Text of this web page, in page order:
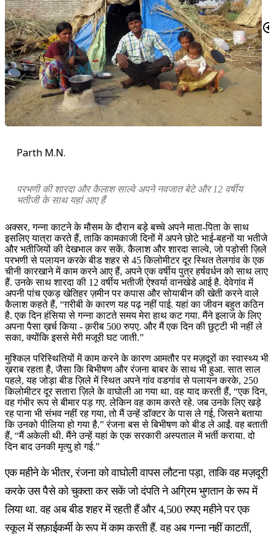
Parth M.N.
परभणी की शारदा और कैलाश साल्वे अपने नवजात बेटे और 12 वर्षीय
भतीजी के साथ यहां आए हैं
अक्सर, गन्ना काटने के मौसम के दौरान बड़े बच्चे अपने माता-पिता के साथ
इसलिए यात्रा करते हैं, ताकि कामकाजी दिनों में अपने छोटे भाई-बहनों या भतीजे
और भतीजियों की देखभाल कर सकें. कैलाश और शारदा साल्वे, जो पड़ोसी ज़िले
परभणी से पलायन करके बीड शहर से 45 किलोमीटर दूर स्थित तेलगांव के एक
चीनी कारखाने में काम करने आए हैं, अपने एक वर्षीय पुत्र हर्षवर्धन को साथ लाए
हैं. उनके साथ शारदा की 12 वर्षीय भतीजी ऐश्वर्या वानखेडे आई है. देवेगांव में
अपनी पांच एकड़ खेतिहर ज़मीन पर कपास और सोयाबीन की खेती करने वाले
कैलाश कहते हैं, “ग़रीबी के कारण यह पढ़ नहीं पाई. यहां का जीवन बहुत कठिन
है. एक दिन हंसिया से गन्ना काटते समय मेरा हाथ कट गया. मैंने इलाज के लिए
अपना पैसा ख़र्च किया - क़रीब 500 रुपए. और मैं एक दिन की छुट्टी भी नहीं ले
सका, क्योंकि इससे मेरी मजूरी घट जाती.”
मुश्किल परिस्थितियों में काम करने के कारण आमतौर पर मज़दूरों का स्वास्थ्य भी
ख़राब रहता है, जैसा कि बिभीषण और रंजना बाबर के साथ भी हुआ. सात साल
पहले, यह जोड़ा बीड ज़िले में स्थित अपने गांव वडगांव से पलायन करके, 250
किलोमीटर दूर सतारा ज़िले के वाघोली आ गया था. वह याद करती हैं, “एक दिन,
वह गंभीर रूप से बीमार पड़ गए. लेकिन वह काम करते रहे. जब उनके लिए खड़े
रह पाना भी संभव नहीं रह गया, तो मैं उन्हें डॉक्टर के पास ले गई, जिसने बताया
कि उनको पीलिया हो गया है.” रंजना बस से बिभीषण को बीड ले आईं. वह बताती
हैं, “मैं अकेली थी. मैंने उन्हें यहां के एक सरकारी अस्पताल में भर्ती कराया. दो
दिन बाद उनकी मृत्यु हो गई.”
एक महीने के भीतर, रंजना को वाघोली वापस लौटना पड़ा, ताकि वह मज़दूरी
करके उस पैसे को चुकता कर सकें जो दंपति ने अग्रिम भुगतान के रूप में
लिया था. वह अब बीड शहर में रहती हैं और 4,500 रुपए महीने पर एक
स्कूल में सफ़ाईकर्मी के रूप में काम करती हैं. वह अब गन्ना नहीं काटतीं,